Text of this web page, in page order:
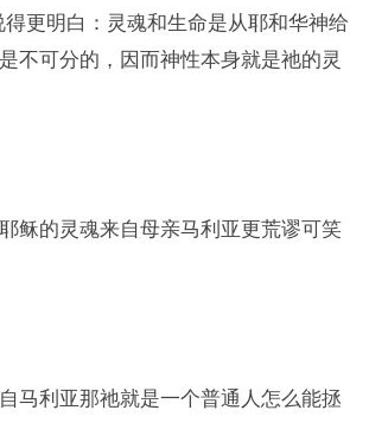
得更明白：灵魂和生命是从耶和华神给
不可分的，因而神性本身就是祂的灵
稣的灵魂来自母亲马利亚更荒谬可笑
马利亚那祂就是一个普通人怎么能拯